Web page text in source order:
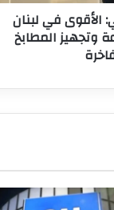
في لبنان
وتجهيز المطابخ